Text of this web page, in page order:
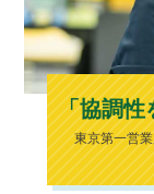
「協調性
東京第一営